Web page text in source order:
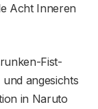
Acht Inneren
Fist-
angesichts
in Naruto